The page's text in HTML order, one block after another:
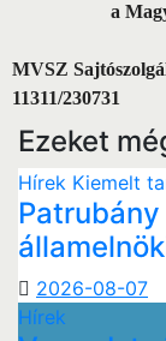
a
MVSZ
11311/230731
Ezeket
Hírek Kiemelt
2026-08-07
Hírek